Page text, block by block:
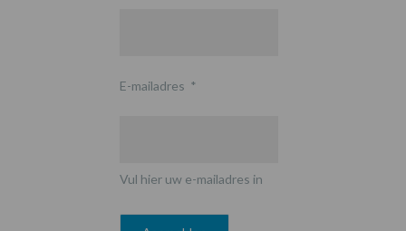
E-mailadres *
Vul hier uw e-mailadres in